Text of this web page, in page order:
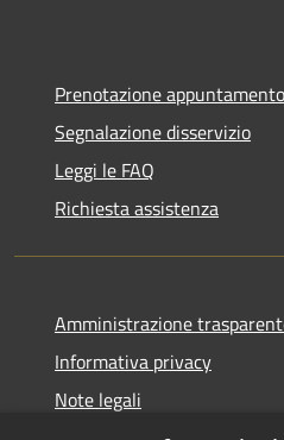
Prenotazione appuntamento
Segnalazione disservizio
Leggi le FAQ
Richiesta assistenza
Amministrazione
Informativa privacy
Note legali